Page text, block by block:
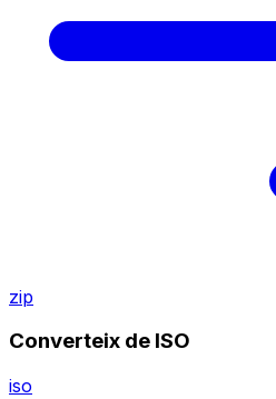
zip
Converteix de ISO
iso